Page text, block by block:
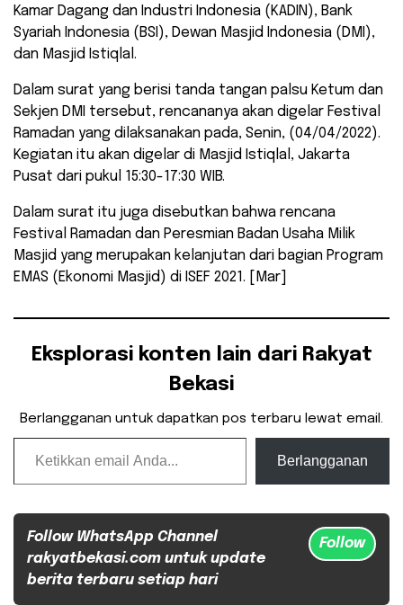
Kamar Dagang dan Industri Indonesia (KADIN), Bank
Syariah Indonesia (BSI), Dewan Masjid Indonesia (DMI),
dan Masjid Istiqlal.
Dalam surat yang berisi tanda tangan palsu Ketum dan
Sekjen DMI tersebut, rencananya akan digelar Festival
Ramadan yang dilaksanakan pada, Senin, (04/04/2022).
Kegiatan itu akan digelar di Masjid Istiqlal, Jakarta
Pusat dari pukul 15:30-17:30 WIB.
Dalam surat itu juga disebutkan bahwa rencana
Festival Ramadan dan Peresmian Badan Usaha Milik
Masjid yang merupakan kelanjutan dari bagian Program
EMAS (Ekonomi Masjid) di ISEF 2021. [Mar]
Eksplorasi konten lain dari Rakyat
Bekasi
Berlangganan untuk dapatkan pos terbaru lewat email.
Ketikkan email Anda...
Berlangganan
Follow WhatsApp Channel
rakyatbekasi.com untuk update
berita terbaru setiap hari
Follow